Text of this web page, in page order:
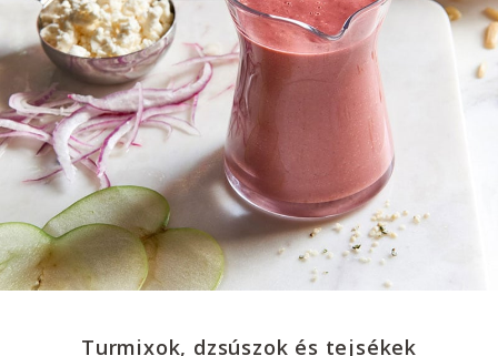
Turmixok, dzsúszok és tejsékek